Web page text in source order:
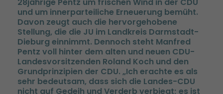
und um innerparteiliche Erneuerung bemüht.
Davon zeugt auch die hervorgehobene
Stellung, die die JU im Landkreis Darmstadt-
Dieburg einnimmt. Dennoch steht Manfred
Pentz voll hinter dem alten und neuen CDU-
Landesvorsitzenden Roland Koch und den
Grundprinzipien der CDU. „Ich erachte es als
sehr bedeutsam, dass sich die Landes-CDU
nicht auf Gedeih und Verderb verbiegt; es ist